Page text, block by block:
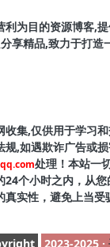
软件介绍
软件截图
利为目的资源博客,
享精品,致力于打造
收集,仅供用于学习
规,如遇欺诈广告或
处理！本站一
个小时之内，从您
真实性，避免上当受
2023-2025 ·